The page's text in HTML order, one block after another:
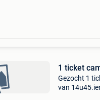
1 ticket
Gezocht 1
van